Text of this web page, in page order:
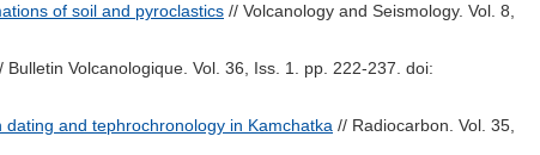
of soil and pyroclastics // Volcanology and Seismology. Vol. 8,
Bulletin Volcanologique. Vol. 36, Iss. 1. pp. 222-237. doi:
dating and tephrochronology in Kamchatka // Radiocarbon. Vol. 35,